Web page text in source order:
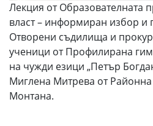
Лекция от Образователната
власт – информиран избор и
Отворени съдилища и
ученици от Профилирана
на чужди езици „Петър
Миглена Митрева от Районна
Монтана.